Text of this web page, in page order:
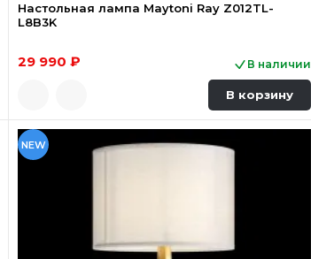
Настольная лампа Maytoni Ray Z012TL-
L8B3K
29 990 ₽ В наличии
В корзину
NEW